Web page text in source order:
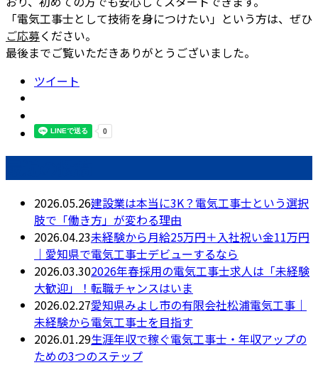
「電気工事士として技術を身につけたい」という方は、ぜひ
ご応募ください。
最後までご覧いただきありがとうございました。
ツイート
2026.05.26建設業は本当に3K？電気工事士という選択
肢で「働き方」が変わる理由
2026.04.23未経験から月給25万円＋入社祝い金11万円
｜愛知県で電気工事士デビューするなら
2026.03.302026年春採用の電気工事士求人は「未経験
大歓迎」！転職チャンスはいま
2026.02.27愛知県みよし市の有限会社松浦電気工事｜
未経験から電気工事士を目指す
2026.01.29生涯年収で稼ぐ電気工事士・年収アップの
ための3つのステップ